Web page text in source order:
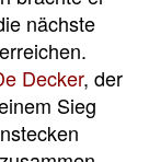
nächste
Decker, der
Sieg